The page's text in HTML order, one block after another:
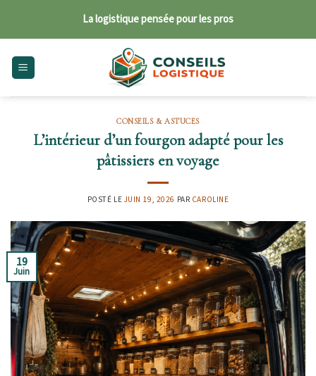
content
La logistique pensée pour les pros
CONSEILS & ASTUCES
L’intérieur d’un fourgon adapté pour les
pâtissiers en voyage
POSTÉ LE JUIN 19, 2026 PAR CAROLINE
19
Juin